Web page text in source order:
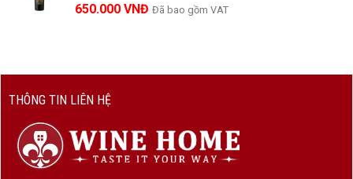
650.000 VNĐ Đã bao gồm VAT
THÔNG TIN LIÊN HỆ